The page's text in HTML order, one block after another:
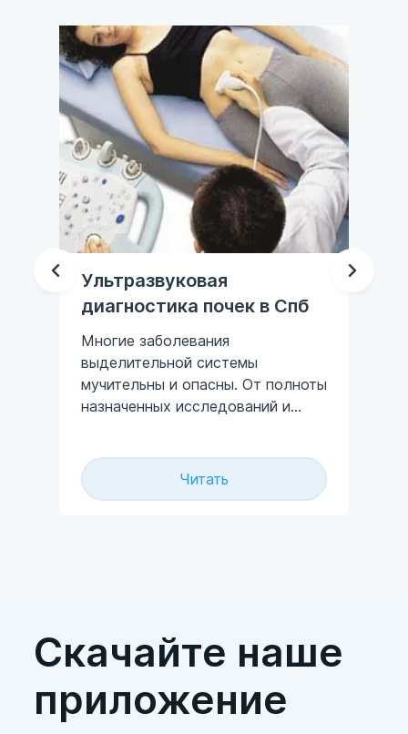
Ультразвуковая
диагностика почек в Спб
Многие заболевания
выделительной системы
мучительны и опасны. От полноты
назначенных исследований и
зависит не только здоровье, но и
жизнь человека.
Читать
Скачайте наше
приложение